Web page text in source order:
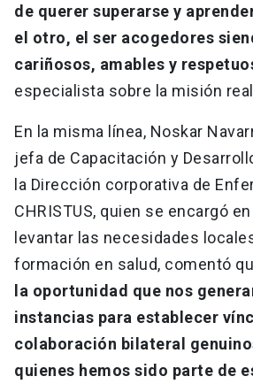
de querer superarse y
el otro, el ser acogedores
cariñosos, amables y
especialista sobre la misión
En la misma línea, Noskar
jefa de Capacitación y
la Dirección corporativa de
CHRISTUS, quien se encargó
levantar las necesidades
formación en salud, comentó
la oportunidad que nos
instancias para establecer
colaboración bilateral
quienes hemos sido parte de